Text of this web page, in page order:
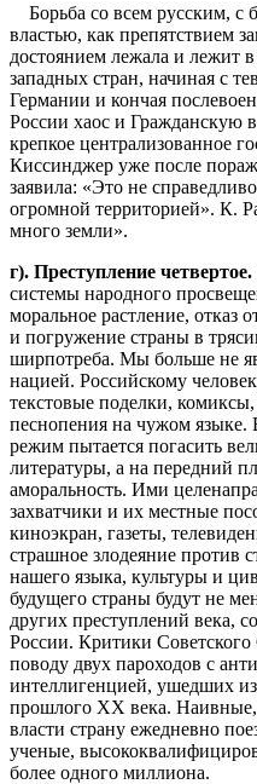
Борьба со всем русским, с
властью, как препятствием
достоянием лежала и лежит
западных стран, начиная с
Германии и кончая
России хаос и Гражданскую
крепкое централизованное
Киссинджер уже после
заявила: «Это не
огромной территорией». К.
много земли».
г). Преступление четвертое.
системы народного
моральное растление, отказ
и погружение страны в
ширпотреба. Мы больше не
нацией. Российскому
текстовые поделки,
песнопения на чужом языке.
режим пытается погасить
литературы, а на передний
аморальность. Ими
захватчики и их местные
киноэкран, газеты,
страшное злодеяние против
нашего языка, культуры и
будущего страны будут не
других преступлений века,
России. Критики
поводу двух пароходов с
интеллигенцией, ушедших
прошлого ХХ века.
власти страну ежедневно
ученые,
более одного миллиона.